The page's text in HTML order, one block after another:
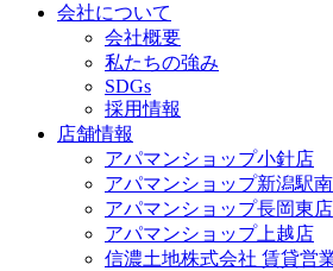
会社について
会社概要
私たちの強み
SDGs
採用情報
店舗情報
アパマンショップ小針店
アパマンショップ新潟駅
アパマンショップ長岡東店
アパマンショップ上越店
信濃土地株式会社 賃貸営